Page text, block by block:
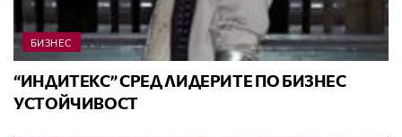
БИЗНЕС
“ИНДИТЕКС” СРЕД ЛИДЕРИТЕ ПО БИЗНЕС
УСТОЙЧИВОСТ